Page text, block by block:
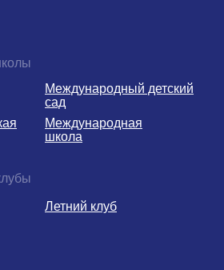
Международная
школа
Международный детский
сад
Летний клуб